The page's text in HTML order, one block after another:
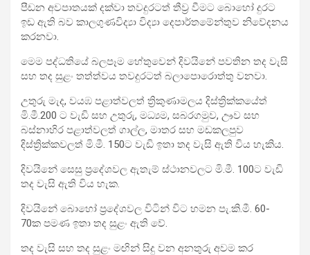
පීඩන අවපාතයක් දක්වා තවදුරටත් තීව්‍ර වීමට බොහෝ දුරට
ඉඩ ඇති බව කාලගුණවිද්‍යා විද්‍යා දෙපාර්තමේන්තුව නිවේදනය
කරනවා.
මෙම පද්ධතියේ බලපෑම හේතුවෙන් දිවයිනේ පවතින තද වැසි
සහ තද සුළං තත්ත්වය තවදුරටත් බලාපොරොත්තු වනවා.
උතුරු මැද, වයඹ පළාත්වලත් ත්‍රිකුණාමලය දිස්ත්‍රික්කයේත්
මි.මී.200 ට වැඩි සහ උතුරු, මධ්‍යම, සබරගමුව, ඌව සහ
බස්නාහිර පළාත්වලත් ගාල්ල, මාතර සහ මඩකලපුව
දිස්ත්‍රික්කවලත් මි.මී. 150ට වැඩි ඉතා තද වැසි ඇති විය හැකිය.
දිවයිනේ සෙසු ප්‍රදේශවල ඇතැම් ස්ථානවලට මි.මී. 100ට වැඩි
තද වැසි ඇති විය හැක.
දිවයිනේ බොහෝ ප්‍රදේශවල විටින් විට හමන පැ.කි.මී. 60-
70ක පමණ ඉතා තද සුළං ඇති වේ.
තද වැසි සහ තද සුළං මඟින් සිදු වන අනතුරු අවම කර